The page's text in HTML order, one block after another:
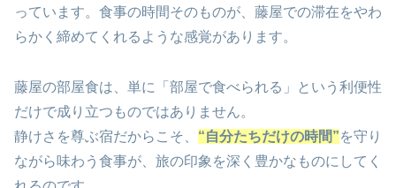
っています。食事の時間そのものが、藤屋での滞在をやわ
らかく締めてくれるような感覚があります。
藤屋の部屋食は、単に「部屋で食べられる」という利便性
だけで成り立つものではありません。
静けさを尊ぶ宿だからこそ、 “自分たちだけの時間”を守り
ながら味わう食事が、旅の印象を深く豊かなものにしてく